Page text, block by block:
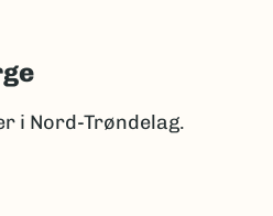
i Nord-Trøndelag.